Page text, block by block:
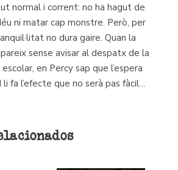
normal i corrent: no ha hagut de
ni matar cap monstre. Però, per
no dura gaire. Quan la
sense avisar al despatx de la
en Percy sap que l’espera
li fa l’efecte que no serà pas fàcil…